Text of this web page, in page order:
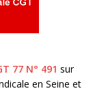
77 N° 491 sur
en Seine et